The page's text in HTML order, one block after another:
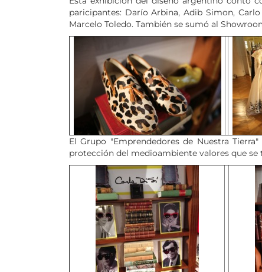
paricipantes: Darío Arbina, Adib Simon,
Marcelo Toledo. También se sumó al
El Grupo "Emprendedores de Nuestra
protección del medioambiente valores que